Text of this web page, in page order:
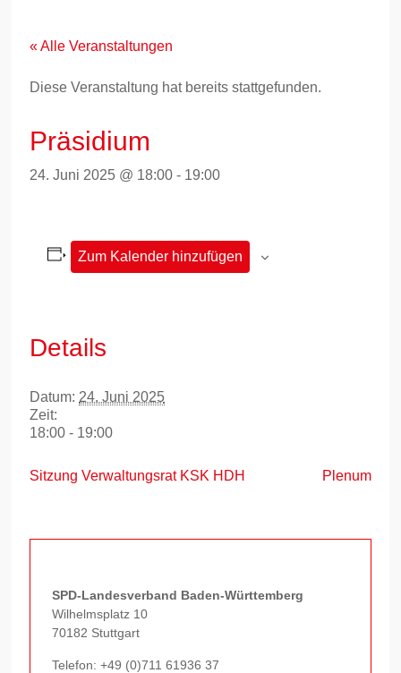
springen« Alle Veranstaltungen
Diese Veranstaltung hat bereits stattgefunden.
Präsidium
24. Juni 2025 @ 18:00 - 19:00
Zum Kalender hinzufügen
Details
Datum: 24. Juni 2025
Zeit:
18:00 - 19:00
Sitzung Verwaltungsrat KSK HDH Plenum
SPD-Landesverband Baden-Württemberg
Wilhelmsplatz 10
70182 Stuttgart
Telefon:+49 (0)711 61936 37